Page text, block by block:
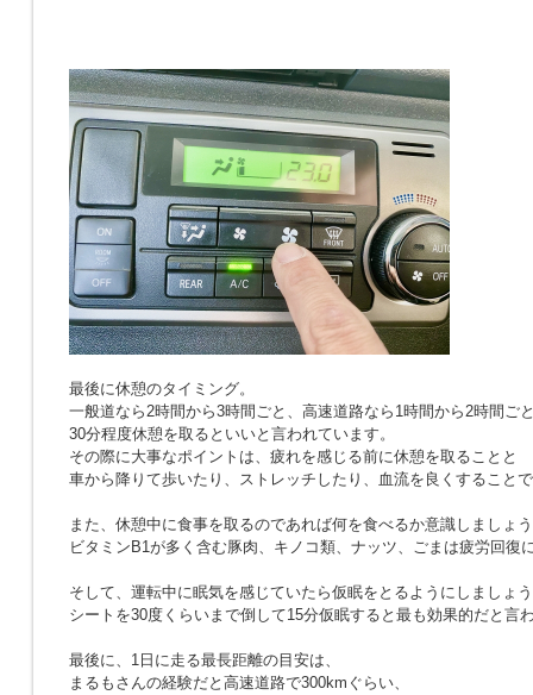
最後に休憩のタイミング。
一般道なら2時間から3時間ごと、高速道路なら1時間から2時間ご
30分程度休憩を取るといいと言われています。
その際に大事なポイントは、疲れを感じる前に休憩を取ることと
車から降りて歩いたり、ストレッチしたり、血流を良くすること
また、休憩中に食事を取るのであれば何を食べるか意識しましょ
ビタミンB1が多く含む豚肉、キノコ類、ナッツ、ごまは疲労回復
そして、運転中に眠気を感じていたら仮眠をとるようにしましょ
シートを30度くらいまで倒して15分仮眠すると最も効果的だと言
最後に、1日に走る最長距離の目安は、
まるもさんの経験だと高速道路で300kmぐらい、